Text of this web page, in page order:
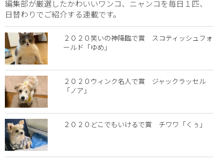
編集部が厳選したかわいいワンコ、ニャンコを毎日１匹、
日替わりでご紹介する連載です。
２０２０笑いの神降臨で賞 スコティッシュフォ
ールド「ゆめ」
２０２０ウィンク名人で賞 ジャックラッセル
「ノア」
２０２０どこでもいけるで賞 チワワ「くぅ」